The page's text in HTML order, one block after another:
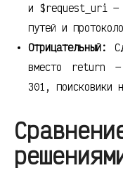
и $request_uri —
путей и
Отрицательный:
вместо return —
301, поисковики